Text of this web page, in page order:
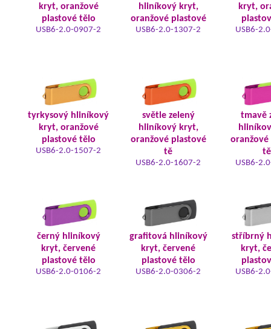
kryt, oranžové
plastové tělo
USB6-2.0-0907-2
hliníkový kryt,
oranžové plastové
USB6-2.0-1307-2
kryt,
USB6-
tyrkysový hliníkový
kryt, oranžové
plastové tělo
USB6-2.0-1507-2
světle zelený
hliníkový kryt,
oranžové plastové
tě
USB6-2.0-1607-2
tmavě
oranžové
USB6-
černý hliníkový
kryt, červené
plastové tělo
USB6-2.0-0106-2
grafitová hliníkový
kryt, červené
plastové tělo
USB6-2.0-0306-2
stříbrný
kryt,
USB6-